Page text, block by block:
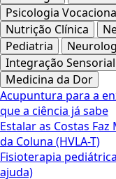
Psicologia
Nutrição Clínica
Pediatria
Integração Sensorial
Medicina da Dor
Acupuntura para a
que a ciência já sabe
Estalar as Costas
da Coluna (HVLA-T)
Fisioterapia
ajuda)